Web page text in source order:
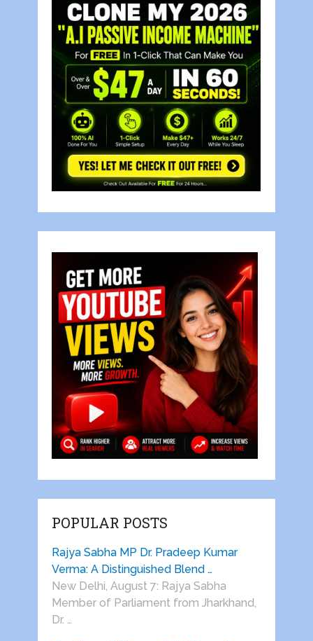
POPULAR POSTS
Rajya Sabha MP Dr. Pradeep Kumar
Verma: A Distinguished Blend …
New Delhi, August 7: Rajya Sabha
Member of Parliament from Jharkhand,
Dr. …